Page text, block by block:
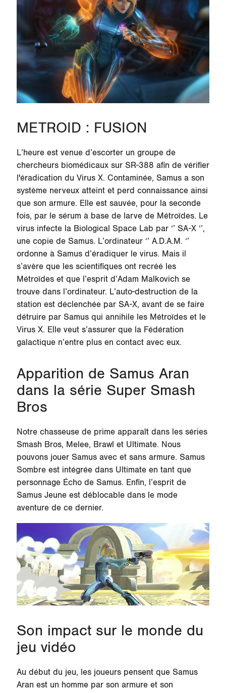
METROID : FUSION
L’heure est venue d’escorter un groupe de
chercheurs biomédicaux sur SR-388 afin de vérifier
l'éradication du Virus X. Contaminée, Samus a son
système nerveux atteint et perd connaissance ainsi
que son armure. Elle est sauvée, pour la seconde
fois, par le sérum à base de larve de Métroïdes. Le
virus infecte la Biological Space Lab par ‘’ SA-X ‘’,
une copie de Samus. L’ordinateur ‘’ A.D.A.M. ‘’
ordonne à Samus d’éradiquer le virus. Mais il
s’avère que les scientifiques ont recréé les
Métroïdes et que l’esprit d’Adam Malkovich se
trouve dans l’ordinateur. L’auto-destruction de la
station est déclenchée par SA-X, avant de se faire
détruire par Samus qui annihile les Métroïdes et le
Virus X. Elle veut s’assurer que la Fédération
galactique n’entre plus en contact avec eux.
Apparition de Samus Aran
dans la série Super Smash
Bros
Notre chasseuse de prime apparaît dans les séries
Smash Bros, Melee, Brawl et Ultimate. Nous
pouvons jouer Samus avec et sans armure. Samus
Sombre est intégrée dans Ultimate en tant que
personnage Écho de Samus. Enfin, l’esprit de
Samus Jeune est déblocable dans le mode
aventure de ce dernier.
Son impact sur le monde du
jeu vidéo
Au début du jeu, les joueurs pensent que Samus
Aran est un homme par son armure et son